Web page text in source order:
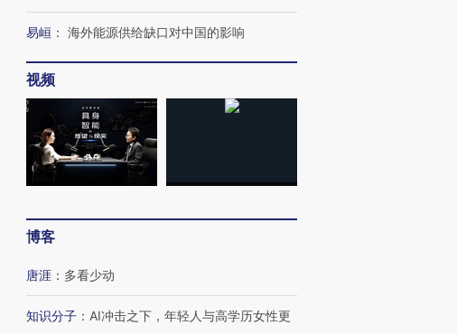
易峘 ： 海外能源供给缺口对中国的影响
视频
博客
唐涯 ： 多看少动
知识分子 ： AI冲击之下，年轻人与高学历女性更